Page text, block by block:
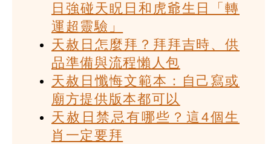
日強碰天眖日和虎爺生日「轉
運超靈驗」
天赦日怎麼拜？拜拜吉時、供
品準備與流程懶人包
天赦日懺悔文範本：自己寫或
廟方提供版本都可以
天赦日禁忌有哪些？這4個生
肖一定要拜